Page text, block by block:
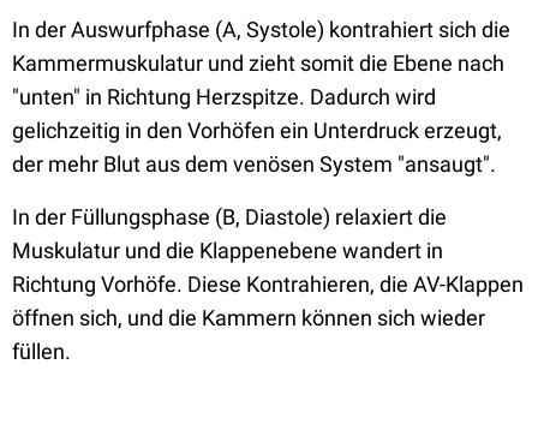
In der Auswurfphase (A, Systole) kontrahiert sich die
Kammermuskulatur und zieht somit die Ebene nach
"unten" in Richtung Herzspitze. Dadurch wird
gelichzeitig in den Vorhöfen ein Unterdruck erzeugt,
der mehr Blut aus dem venösen System "ansaugt".
In der Füllungsphase (B, Diastole) relaxiert die
Muskulatur und die Klappenebene wandert in
Richtung Vorhöfe. Diese Kontrahieren, die AV-Klappen
öffnen sich, und die Kammern können sich wieder
füllen.